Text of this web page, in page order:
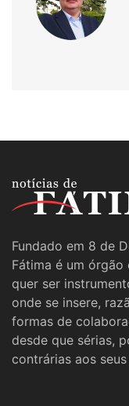
Fundado em 8 de
Fátima é um
quer ser
onde se insere,
formas de
desde que sérias,
contrárias aos